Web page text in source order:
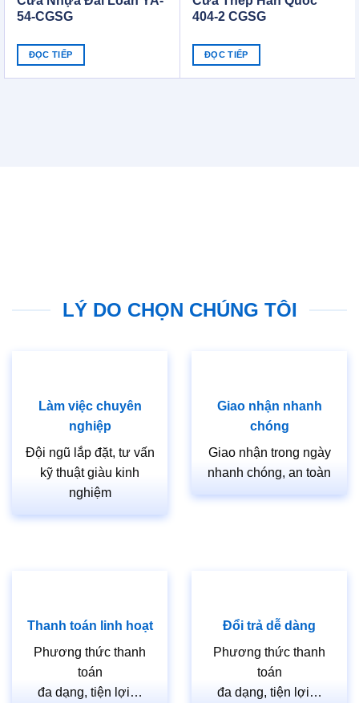
54-CGSG
ĐỌC TIẾP
404-2 CGSG
ĐỌC TIẾP
LÝ DO CHỌN CHÚNG TÔI
Làm việc chuyên
nghiệp
Đội ngũ lắp đặt, tư vấn
kỹ thuật giàu kinh
nghiệm
Giao nhận nhanh
chóng
Giao nhận trong ngày
nhanh chóng, an toàn
Thanh toán linh hoạt
Phương thức thanh
toán
đa dạng, tiện lợi…
Đổi trả dễ dàng
Phương thức thanh
toán
đa dạng, tiện lợi…